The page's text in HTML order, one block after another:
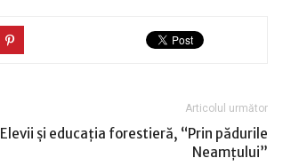
Articolul următor
Elevii și educația forestieră, “Prin pădurile
Neamțului”